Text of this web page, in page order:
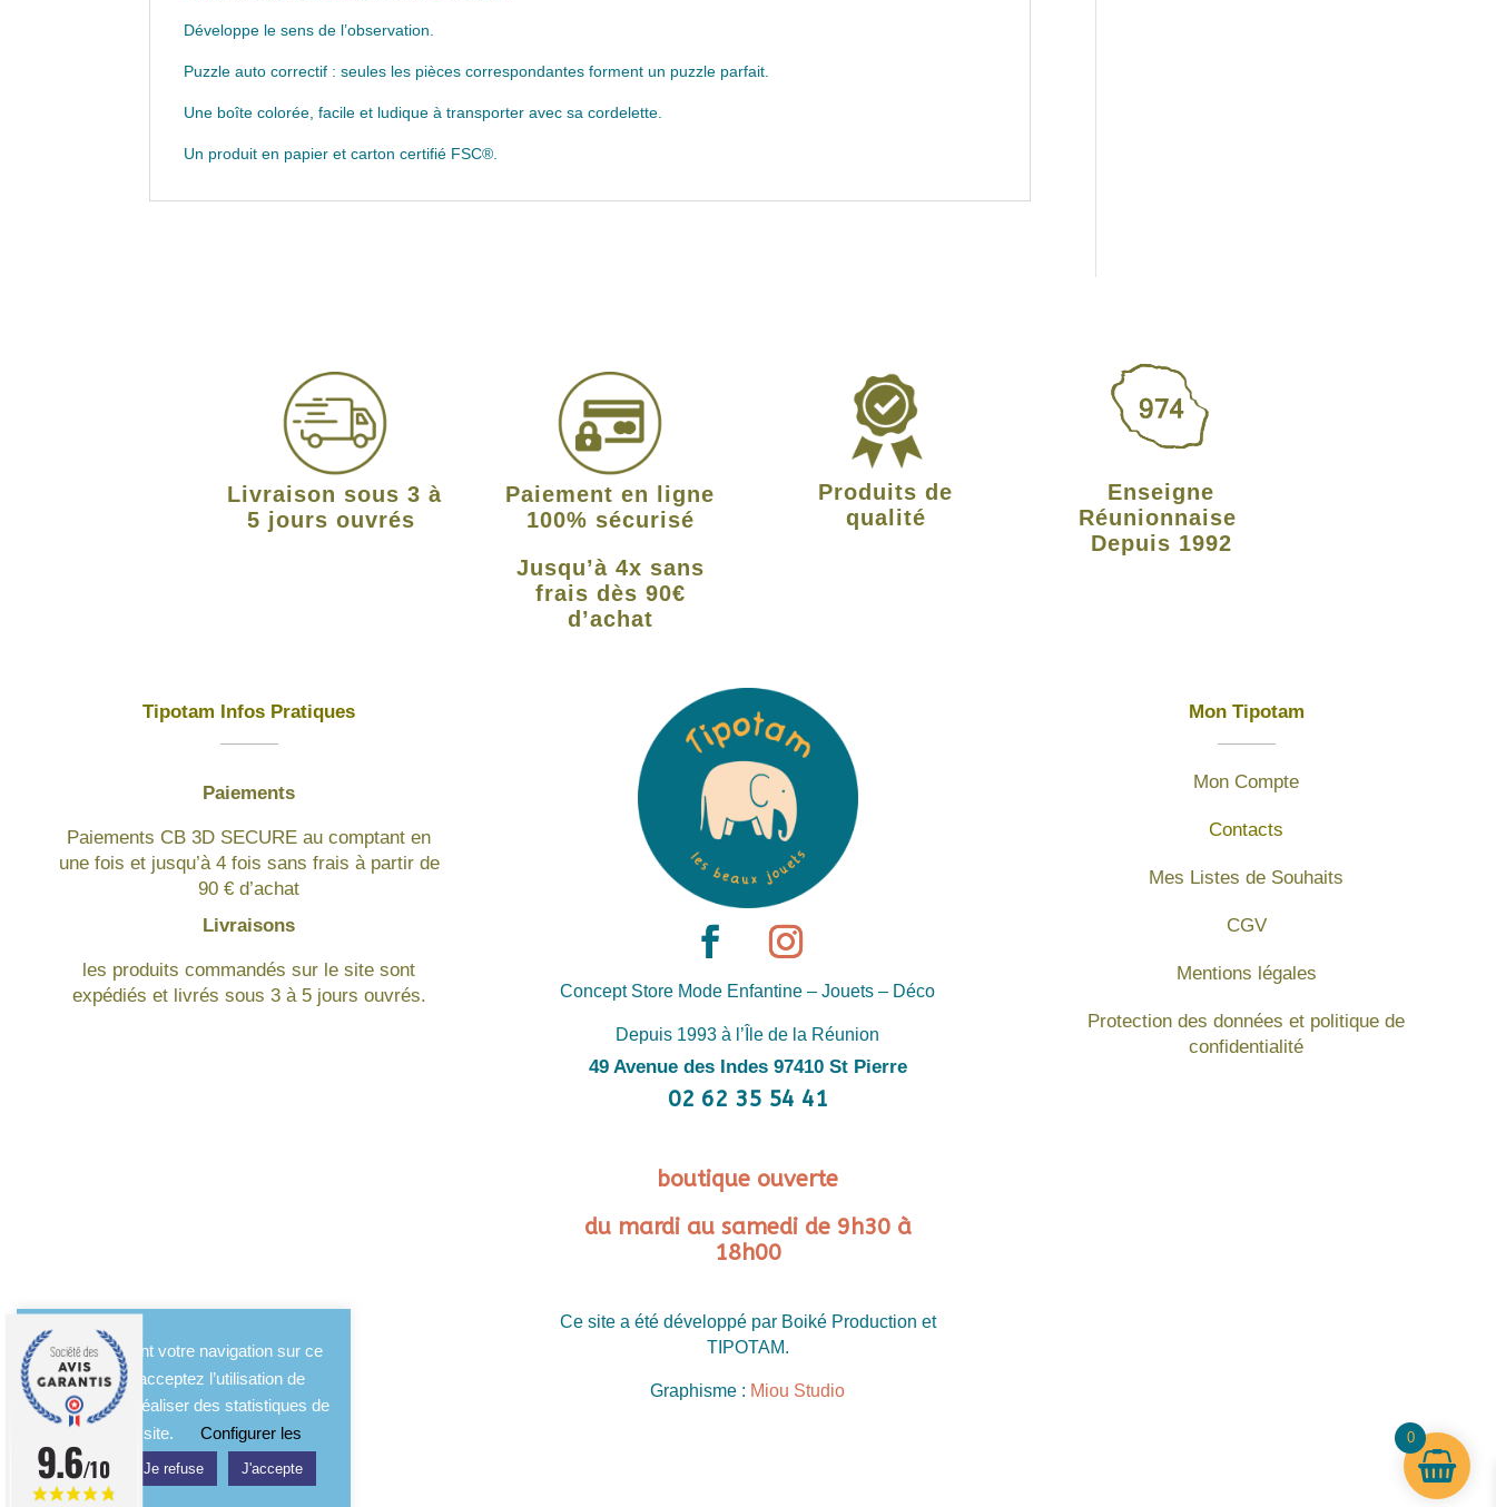
Développe le sens de l’observation.
Puzzle auto correctif : seules les pièces correspondantes forment un puzzle parfait.
Une boîte colorée, facile et ludique à transporter avec sa cordelette.
Un produit en papier et carton certifié FSC®.
Livraison sous 3 à
5 jours ouvrés
Paiement en ligne
100% sécurisé
Jusqu’à 4x sans
frais dès 90€
d’achat
Produits de
qualité
Enseigne
Réunionnaise
Depuis 1992
Tipotam Infos Pratiques
Paiements
Paiements CB 3D SECURE au comptant en
une fois et jusqu’à 4 fois sans frais à partir de
90 € d’achat
Livraisons
les produits commandés sur le site sont
expédiés et livrés sous 3 à 5 jours ouvrés.
Concept Store Mode Enfantine – Jouets – Déco
Depuis 1993 à l’Île de la Réunion
49 Avenue des Indes 97410 St Pierre
02 62 35 54 41
boutique ouverte
du mardi au samedi de 9h30 à
18h00
Ce site a été développé par Boiké Production et
TIPOTAM.
Graphisme : Miou Studio
Mon Tipotam
Mon Compte
Contacts
Mes Listes de Souhaits
CGV
Mentions légales
Protection des données et politique de
confidentialité
En poursuivant votre navigation sur ce
site, vous acceptez l’utilisation de
cookies pour réaliser des statistiques de
l'usage du site.
Configurer les
cookies
Je refuse J'accepte
0
9.6/10